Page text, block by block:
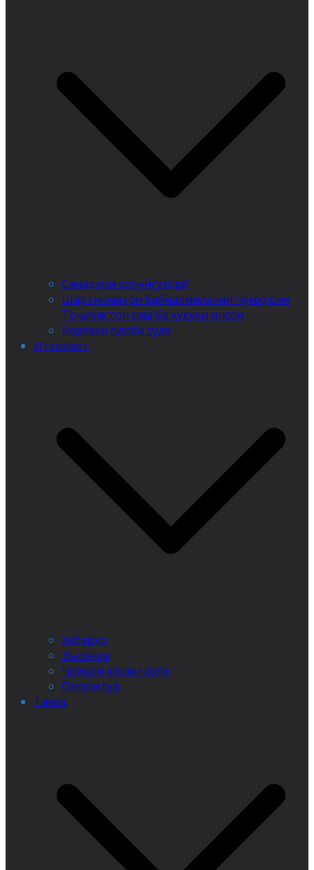
Санадҳои қонунгузорӣ
Шартномаҳои байналмилалии Ҷумҳурии
Тоҷикистон оид ба ҳуқуқи инсон
Кодекси одоби судя
Иттилоот
Хабарҳо
Эълонҳо
Ҷойҳои кории холӣ
Омори суд
Тамос